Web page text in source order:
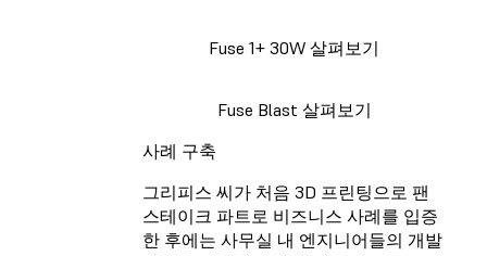
Fuse 1+ 30W 살펴보기
Fuse Blast 살펴보기
사례 구축
그리피스 씨가 처음 3D 프린팅으로 팬
스테이크 파트로 비즈니스 사례를 입증
한 후에는 사무실 내 엔지니어들의 개발